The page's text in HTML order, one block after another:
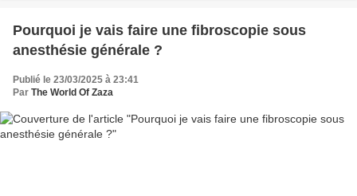
Pourquoi je vais faire une fibroscopie sous
anesthésie générale ?
Publié le 23/03/2025 à 23:41
Par The World Of Zaza